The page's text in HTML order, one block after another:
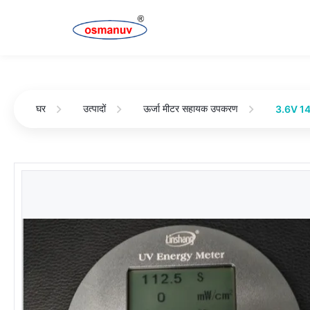
घर उत्पादों ऊर्जा मीटर सहायक उपकरण 3.6V